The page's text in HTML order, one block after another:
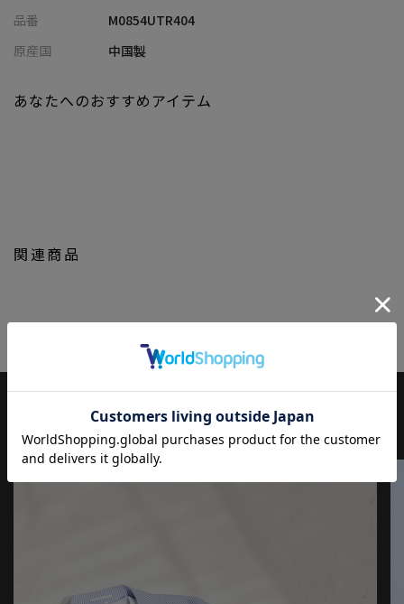
・一枚で着ても大人のシンプルスタイルを演出
model:182cm size:L
品番
M0854UTR404
原産国
中国製
関連商品
あなたへのおすすめアイテム
JOURNAL